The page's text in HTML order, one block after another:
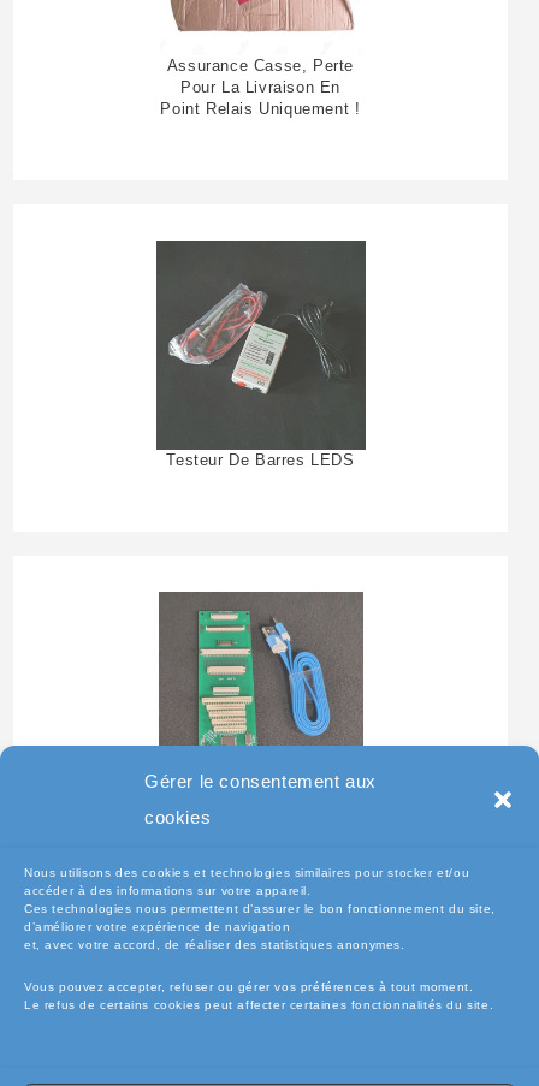
Gérer le consentement aux
cookies
Nous utilisons des cookies et technologies similaires pour stocker et/ou
accéder à des informations sur votre appareil.
Ces technologies nous permettent d’assurer le bon fonctionnement du site,
d’améliorer votre expérience de navigation
et, avec votre accord, de réaliser des statistiques anonymes.
Vous pouvez accepter, refuser ou gérer vos préférences à tout moment.
Le refus de certains cookies peut affecter certaines fonctionnalités du site.
Assurance Casse, Perte
Pour La Livraison En
Point Relais Uniquement !
Testeur De Barres LEDS